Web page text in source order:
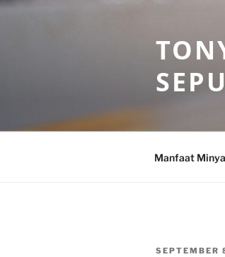
Skip
Manfaat
POSTED
SEPTEMBER